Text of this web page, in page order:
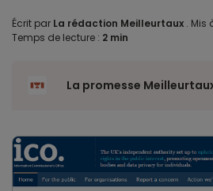
Écrit par La rédaction Meilleurtaux . Mis
Temps de lecture : 2 min
La promesse